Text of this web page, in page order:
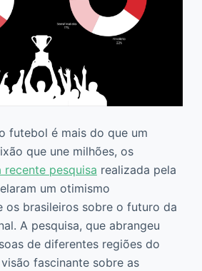
futebol é mais do que um
que une milhões, os
recente pesquisa realizada pela
um otimismo
os brasileiros sobre o futuro da
A pesquisa, que abrangeu
de diferentes regiões do
fascinante sobre as